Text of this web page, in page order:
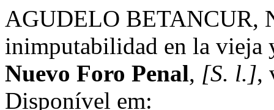
AGUDELO BETANCUR,
inimputabilidad en la vieja
Nuevo Foro Penal, [S. l.],
Disponível em: